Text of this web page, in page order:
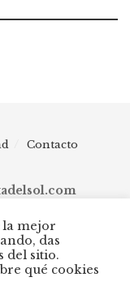
Contacto
capital hasta
Fuengirola,
y Casares.
la mejor
das
del sitio.
qué cookies